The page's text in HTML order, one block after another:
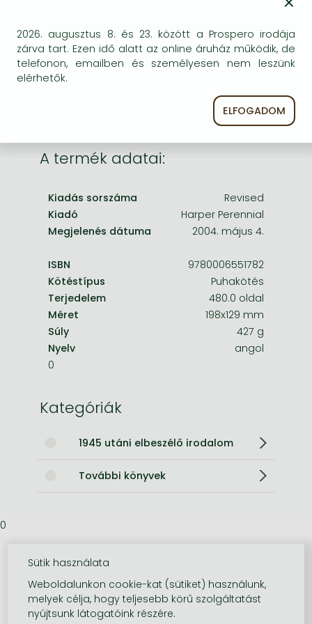
Bleach manga
One-Punch Man manga
egyszer keresni szerzővel és címmel. Ha nem talál
másik, kapható kiadást, forduljon
ügyfélszolgálatunkhoz!
A termék adatai:
Kiadás sorszáma
Revised
Kiadó
Harper Perennial
Megjelenés dátuma
2004. május 4.
ISBN
9780006551782
Kötéstípus
Puhakötés
Terjedelem
480.0 oldal
Méret
198x129 mm
Súly
427 g
Nyelv
angol
0
Kategóriák
1945 utáni elbeszélő irodalom
További könyvek
0
2026. augusztus 8. és 23. között a Prospero irodája
zárva tart. Ezen idő alatt az online áruház működik, de
telefonon, emailben és személyesen nem leszünk
elérhetők.
ELFOGADOM
Sütik használata
Weboldalunkon cookie-kat (sütiket) használunk,
melyek célja, hogy teljesebb körű szolgáltatást
nyújtsunk látogatóink részére.